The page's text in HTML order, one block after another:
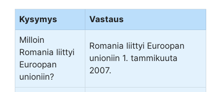
Kysymys Vastaus
Milloin
Romania liittyi
Euroopan
unioniin?
Romania liittyi Euroopan
unioniin 1. tammikuuta
2007.